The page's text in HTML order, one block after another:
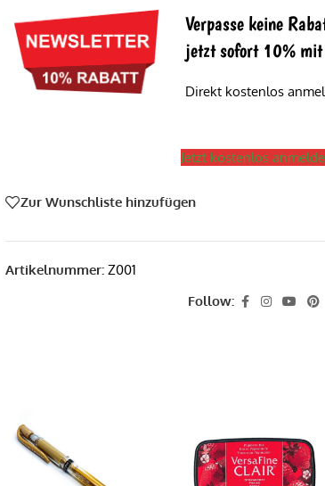
Verpasse keine
jetzt sofort 10% mit
Direkt kostenlos
Jetzt kostenlos
Zur Wunschliste hinzufügen
Artikelnummer: Z001
Follow: